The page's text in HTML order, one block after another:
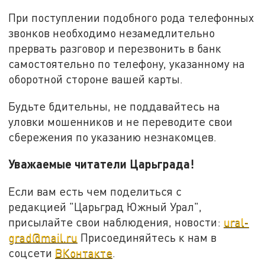
При поступлении подобного рода телефонных
звонков необходимо незамедлительно
прервать разговор и перезвонить в банк
самостоятельно по телефону, указанному на
оборотной стороне вашей карты.
Будьте бдительны, не поддавайтесь на
уловки мошенников и не переводите свои
сбережения по указанию незнакомцев.
Уважаемые читатели Царьграда!
Если вам есть чем поделиться с
редакцией "Царьград Южный Урал",
присылайте свои наблюдения, новости: ural-
grad@mail.ru Присоединяйтесь к нам в
соцсети ВКонтакте.